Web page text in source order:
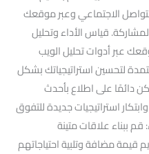
الاجتماعي وعبر موقعك
قياس الأداء وتحليل
عبر أدوات تحليل الويب
لتحسين استراتيجياتك بشكل
كن دائمًا على اطلاع بأحدث
استراتيجيات جديدة للتفوق
ببناء علاقات متينة
مضافة وتلبية احتياجاتهم